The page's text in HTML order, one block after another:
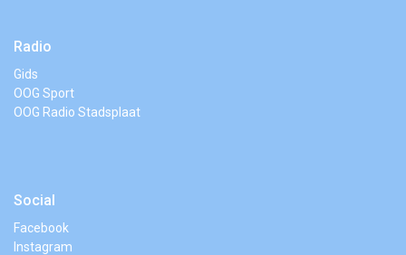
Radio
Gids
OOG Sport
OOG Radio Stadsplaat
Social
Facebook
Instagram